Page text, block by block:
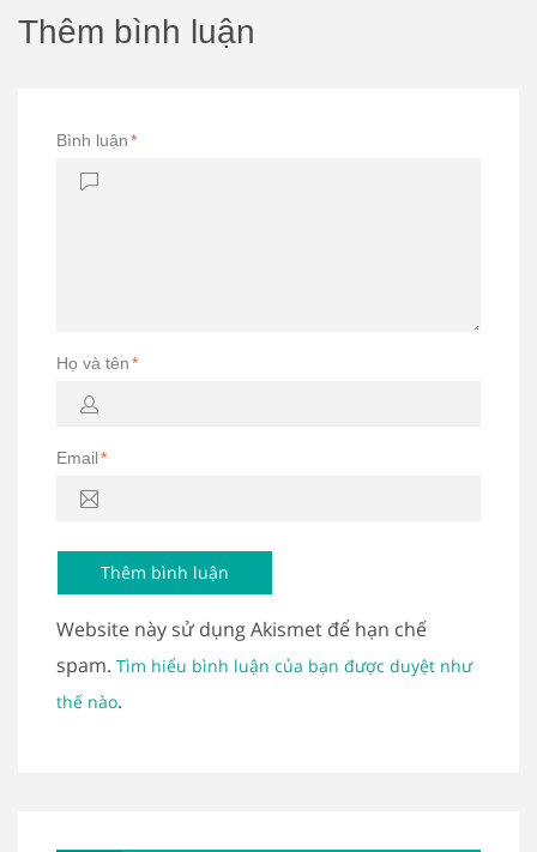
Thêm bình luận
Bình luận*
Họ và tên*
Email*
Website này sử dụng Akismet để hạn chế
spam. Tìm hiểu bình luận của bạn được duyệt như
thế nào.